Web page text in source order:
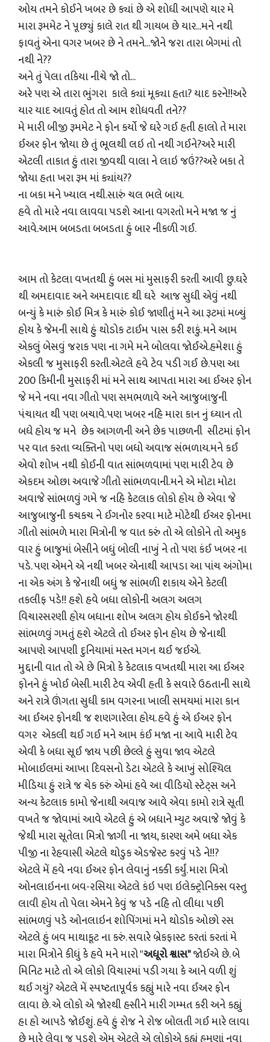
ઓય તમને કોઈને ખબર છે ક્યાં છે એ શોધી આપણે યાર મે
મારા રૂમમેટ ને પૂછ્યું કાલે રાત થી ગાયબ છે યાર...મને નથી
ફાવતું એના વગર ખબર છે ને તમને...જોને જરા તારા બેગમાં તો
નથી ને??
અને તું પેલા તકિયા નીચે જો તો...
અરે પણ એ તારા ભુંગરા કાલે ક્યાં મૂક્યા હતા? યાદ કરને!!અરે
યાર યાદ આવતું હોત તો આમ શોધવતી તને??
મે મારી બીજી રૂમમેટ ને ફોન કર્યો જે ઘરે ગઈ હતી હાલો તે મારા
ઈઅર ફોન જોયા છે તું ભૂલથી લઇ તો નથી ગઈને?અરે મારી
એટલી તાકાત હું તારા જીવથી વાલા ને લાઇ જઉં??અરે બકા તે
જોયા હતા ખરા રૂમ માં ક્યાંય??
ના બકા મને ખ્યાલ નથી.સારું ચલ ભલે બાય.
હવે તો મારે નવા લાવવા પડશે આના વગરતો મને મજા જ નું
આવે.આમ બબડતા બબડતા હું બાર નીકળી ગઈ.
આમ તો કેટલા વખતથી હું બસ માં મુસાફરી કરતી આવી છુ.ઘરે
થી અમદાવાદ અને અમદાવાદ થી ઘરે આજ સુધી એવું નથી
બન્યું કે મારું કોઈ મિત્ર કે મારું કોઈ જાણીતું મને આ રૂટમાં મળ્યું
હોય કે જેમની સાથે હું થોડોક ટાઈમ પાસ કરી શકું. મને આમ
એકલું બેસવું જરાક પણ ના ગમે મને બોલવા જોઈએ.હમેશા હું
એકલી જ મુસાફરી કરતી.એટલે હવે ટેવ પડી ગઈ છે.પણ આ
200 કિમીની મુસાફરી માં મને સાથ આપતા મારા આ ઈઅર ફોન
જે મને નવા નવા ગીતો પણ સમભળાવે અને આજુબાજુની
પંચાયત થી પણ બચાવે.પણ ખબર નહિ મારા કાન નું ધ્યાન તો
બધે હોય જ મને છેક આગળની અને છેક પાછળની સીટમાં ફોન
પર વાત કરતા વ્યક્તિનો પણ બધો અવાજ સંભળાય.મને કઈ
એવો શોખ નથી કોઈની વાત સાંભળવામાં પણ મારી ટેવ છે
એકદમ ઓછા અવાજે ગીતો સાંભળવાની.મને એ મોટા મોટા
અવાજે સાંભળવું ગમે જ નહિ કેટલાક લોકો હોય છે એવા જે
આજુબાજુની કચકચ ને ઈગનોર કરવા માટે મોટેથી ઈઅર ફોનમા
ગીતો સાંભળે મારા મિત્રોની જ વાત કરું તો એ લોકોને તો અમુક
વાર હું બાજુમાં બેસીને બધું બોલી નાખું ને તો પણ કંઈ ખબર ના
પડે. પણ એમને એ નથી ખબર એનાથી આપડા આ પાંચ અંગોમા
ના એક અંગ કે જેનાથી બધું જ સાંભળી શકાય એને કેટલી
તકલીફ પડે!! હશે હવે બધા લોકોની અલગ અલગ
વિચારસરણી હોય બધાના શોખ અલગ હોય કોઈકને જોરથી
સાંભળવું ગમતું હશે એટલે તો ઈઅર ફોન હોય છે જેનાથી
આપણે આપણી દુનિયામાં મસ્ત મગન થઈ જઈએ.
મુદ્દાની વાત તો એ છે મિત્રો કે કેટલાક વખતથી મારા આ ઈઅર
ફોનને હું ખોઈ બેસી. મારી ટેવ એવી હતી કે સવારે ઉઠતાની સાથે
અને રાત્રે ઊંગતા સુધી કામ વગરના ખાલી સમયમાં મારા કાન
આ ઈઅર ફોનથી જ શણગારેલા હોય. હવે હું એ ઈઅર ફોન
વગર એકલી થઈ ગઈ મને આમ કંઈ મજા ના આવે મારી ટેવ
એવી કે બધા સૂઈ જાય પછી છેલ્લે હું સુવા જાવ એટલે
મોબાઈલમાં આખા દિવસનો ડેટા એટલે કે આખું સોશ્યિલ
મીડિયા હું રાત્રે જ ચેક કરું એમાં હવે આ વીડિયો સ્ટેટ્સ અને
અન્ય કેટલાક કામો જેનાથી અવાજ આવે એવા કામો રાત્રે સૂતી
વખતે જ જોવામાં આવે એટલે હું એ બધાને મ્યુટ અવાજે જોવું કે
જેથી મારા સૂતેલા મિત્રો જાગી ના જાય, કારણ અમે બધા એક
પીજી ના રેહવાસી એટલે થોડુક એડજેસ્ટ કરવું પડે ને!!?
એટલે મેં હવે નવા ઈઅર ફોન લેવાનું નક્કી કર્યું. મારા મિત્રો
ઓનલાઇનના બવ-રસિયા એટલે કંઇ પણ ઇલેક્ટ્રોનિક્સ વસ્તુ
લાવી હોય તો પેલા એમને કેવું જ પડે નહિ તો લીધા પછી
સાંભળવું પડે ઓનલાઇન શોપિંગમાં મને થોડોક ઓછો રસ
એટલે હું બવ માથાકૂટ ના કરું. સવારે બ્રેકફાસ્ટ કરતાં કરતાં મે
મારા મિત્રોને કીધું કે હવે મને મારો "અધૂરોશ્વાસ"જોઈએ છે. બે
મિનિટ માટે તો એ લોકો વિચારમાં પડી ગયા કે આને વળી શું
થઈ ગયું? એટલે મેં સ્પષ્ટતાપૂર્વક કહ્યું મારે નવા ઈઅર ફોન
લાવા છે. એ લોકો એ જોરથી હસીને મારી ગમ્મત કરી અને કહ્યું
હા હો આપડે જોઈશું. હવે હું રોજ ને રોજ બોલતી ગઈ મારે લાવા